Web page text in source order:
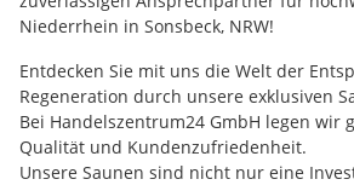
Niederrhein in Sonsbeck, NRW!
Entdecken Sie mit uns die Welt der
Regeneration durch unsere exklusiven
Bei Handelszentrum24 GmbH legen wir
Qualität und Kundenzufriedenheit.
Unsere Saunen sind nicht nur eine